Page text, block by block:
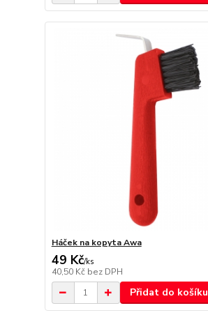
Háček na kopyta Awa
49 Kč/ks
40,50 Kč bez DPH
Přidat do košíku